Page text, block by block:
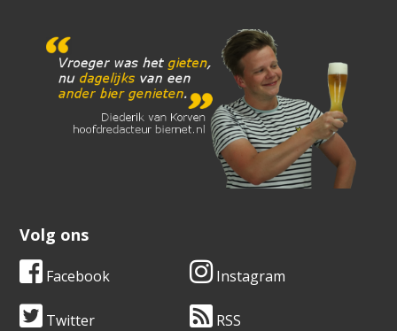
Volg ons
Facebook Instagram
Twitter RSS